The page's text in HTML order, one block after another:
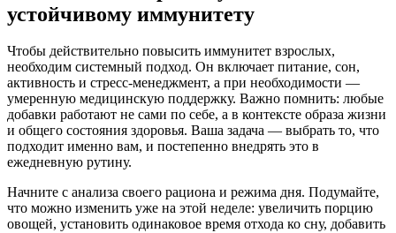
устойчивому иммунитету
Чтобы действительно повысить иммунитет взрослых,
необходим системный подход. Он включает питание, сон,
активность и стресс-менеджмент, а при необходимости —
умеренную медицинскую поддержку. Важно помнить: любые
добавки работают не сами по себе, а в контексте образа жизни
и общего состояния здоровья. Ваша задача — выбрать то, что
подходит именно вам, и постепенно внедрять это в
ежедневную рутину.
Начните с анализа своего рациона и режима дня. Подумайте,
что можно изменить уже на этой неделе: увеличить порцию
овощей, установить одинаковое время отхода ко сну, добавить